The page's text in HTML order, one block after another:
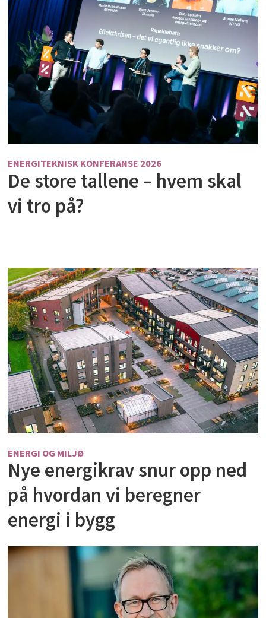
ENERGITEKNISK KONFERANSE 2026
De store tallene – hvem skal
vi tro på?
ENERGI OG MILJØ
Nye energikrav snur opp ned
på hvordan vi beregner
energi i bygg